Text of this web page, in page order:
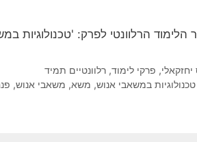
הרלוונטי לפרק: 'טכנולוגיות
, פרקי לימוד, רלוונטיים תמיד
טכנולוגיות במשאבי אנוש, משא, משאבי אנוש,